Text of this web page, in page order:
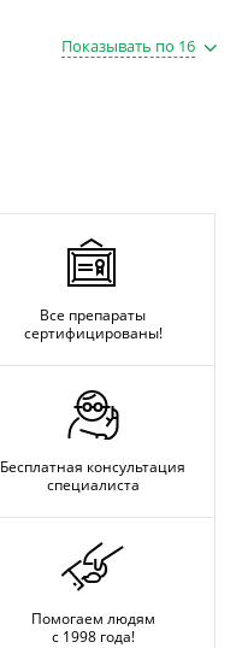
Показывать по 16
Все препараты
сертифицированы!
Бесплатная консультация
специалиста
Помогаем людям
с 1998 года!